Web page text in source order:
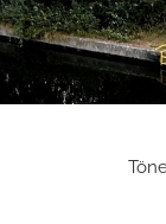
Zum
Inhalt
springen